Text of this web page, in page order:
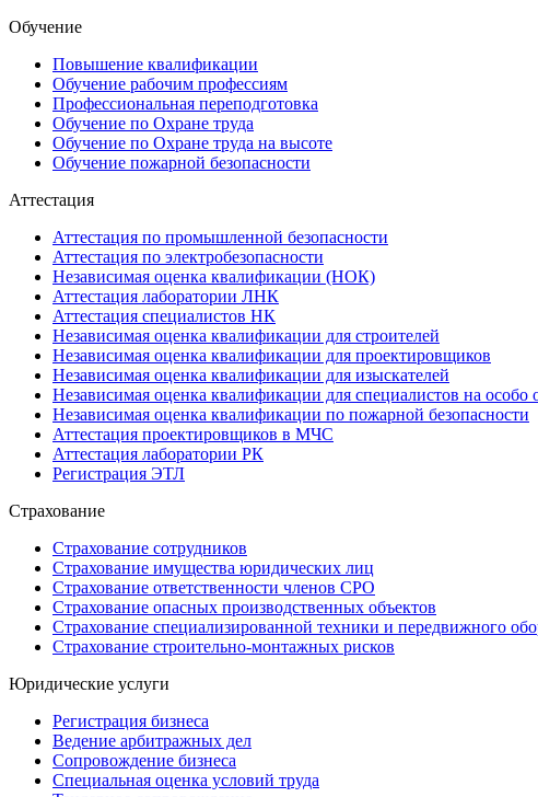
Обучение
Повышение квалификации
Обучение рабочим профессиям
Профессиональная переподготовка
Обучение по Охране труда
Обучение по Охране труда на высоте
Обучение пожарной безопасности
Аттестация
Аттестация по промышленной безопасности
Аттестация по электробезопасности
Независимая оценка квалификации (НОК)
Аттестация лаборатории ЛНК
Аттестация специалистов НК
Независимая оценка квалификации для строителей
Независимая оценка квалификации для проектировщиков
Независимая оценка квалификации для изыскателей
Независимая оценка квалификации для специалистов на особо
Независимая оценка квалификации по пожарной безопасности
Аттестация проектировщиков в МЧС
Аттестация лаборатории РК
Регистрация ЭТЛ
Страхование
Страхование сотрудников
Страхование имущества юридических лиц
Страхование ответственности членов СРО
Страхование опасных производственных объектов
Страхование специализированной техники и передвижного
Страхование строительно-монтажных рисков
Юридические услуги
Регистрация бизнеса
Ведение арбитражных дел
Сопровождение бизнеса
Специальная оценка условий труда